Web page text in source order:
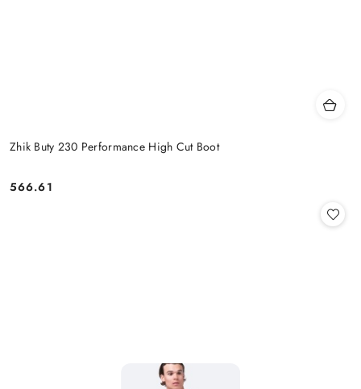
Zhik Buty 230 Performance High Cut Boot
Cena:
566.61